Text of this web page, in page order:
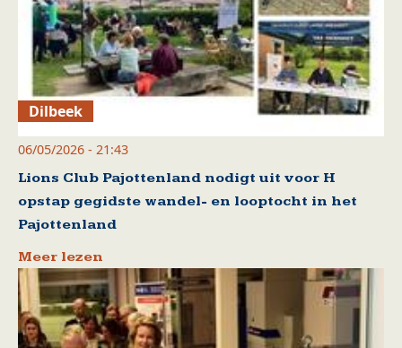
Dilbeek
06/05/2026 - 21:43
Lions Club Pajottenland nodigt uit voor H
opstap gegidste wandel- en looptocht in het
Pajottenland
Meer lezen